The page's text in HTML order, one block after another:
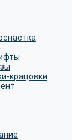
крацовки